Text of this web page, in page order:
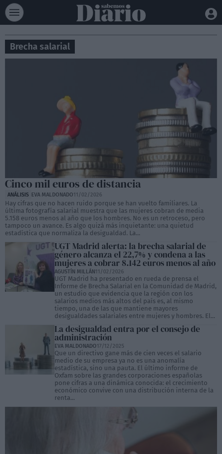
Brecha salarial
Cinco mil euros de distancia
ANÁLISIS EVA MALDONADO11/02/2026
Hay cifras que no hacen ruido porque se han vuelto familiares. La
última fotografía salarial muestra que las mujeres cobran de media
5.158 euros menos al año que los hombres. No es un retroceso, pero
tampoco un avance. Es algo quizá más inquietante: una quietud
estadística que normaliza la desigualdad. La...
UGT Madrid alerta: la brecha salarial de
género alcanza el 22,7% y condena a las
mujeres a cobrar 8.142 euros menos al año
AGUSTÍN MILLÁN11/02/2026
UGT Madrid ha presentado en rueda de prensa el
Informe de Brecha Salarial en la Comunidad de Madrid,
un estudio que evidencia que la región con los
salarios medios más altos del país es, al mismo
tiempo, una de las que mantiene mayores
desigualdades salariales entre mujeres y hombres. El...
La desigualdad entra por el consejo de
administración
EVA MALDONADO17/12/2025
Que un directivo gane más de cien veces el salario
medio de su empresa ya no es una anomalía
estadística, sino una pauta. El último informe de
Oxfam sobre las grandes corporaciones españolas
pone cifras a una dinámica conocida: el crecimiento
económico convive con una distribución interna de la
renta...